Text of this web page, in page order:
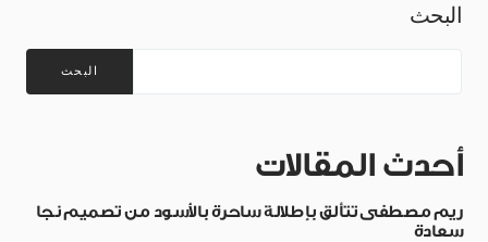
البحث
البحث
أحدث المقالات
ريم مصطفى تتألق بإطلالة ساحرة بالأسود من تصميم نجا
سعادة